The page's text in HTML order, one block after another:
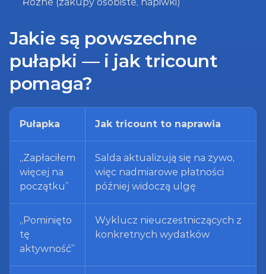
Jakie są powszechne
pułapki — i jak tricount
pomaga?
Pułapka Jak tricount to naprawia
„Zapłaciłem
więcej na
początku”
Salda aktualizują się na żywo,
więc nadmiarowe płatności
później widoczą ulgę
„Pominięto
tę
aktywność”
Wyklucz nieuczestniczących z
konkretnych wydatków